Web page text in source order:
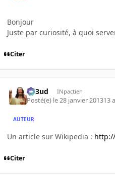
Bonjour
Juste par curiosité, à quoi
Citer
Sp3ud INpactien
Posté(e) le 28 janvier 201313 a
AUTEUR
Un article sur Wikipedia :
Citer